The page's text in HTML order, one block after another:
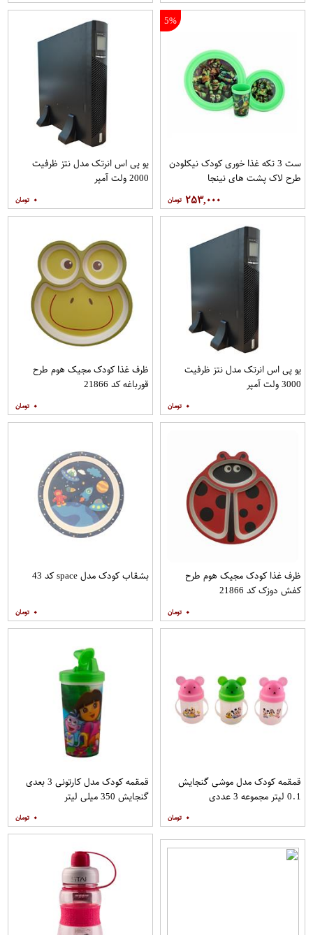
5%
ست 3 تکه غذا خوری کودک نیکلودن
طرح لاک پشت های نینجا
۲۵۳,۰۰۰
یو پی اس انرتک مدل نتز ظرفیت
2000 ولت آمپر
۰
یو پی اس انرتک مدل نتز ظرفیت
3000 ولت آمپر
۰
ظرف غذا کودک مجیک هوم طرح
قورباغه کد 21866
۰
ظرف غذا کودک مجیک هوم طرح
کفش دوزک کد 21866
۰
بشقاب کودک مدل space کد 43
۰
قمقمه کودک مدل موشی گنجایش
0.1 لیتر مجموعه 3 عددی
۰
قمقمه کودک مدل کارتونی 3 بعدی
گنجایش 350 میلی لیتر
۰